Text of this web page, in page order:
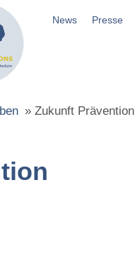
News Presse
» Zukunft Prävention